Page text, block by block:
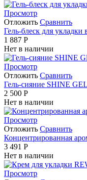
Просмотр
Отложить Сравнить
Гель-блеск для
1 887 Р
Нет в наличии
Просмотр
Отложить Сравнить
Гель-сияние SHINE GEL
2 500 Р
Нет в наличии
Просмотр
Отложить Сравнить
Концентрированная
3 491 Р
Нет в наличии
Просмотр